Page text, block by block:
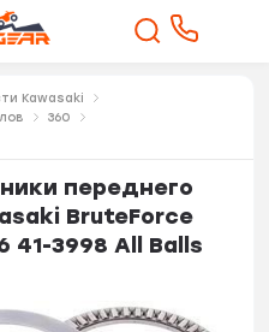
Kawasaki
360
переднего
BruteForce
41-3998 All Balls